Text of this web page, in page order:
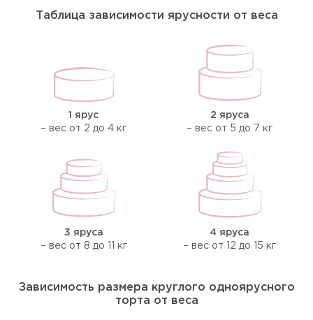
Таблица зависимости ярусности от веса
1 ярус
– вес от 2 до 4 кг
2 яруса
– вес от 5 до 7 кг
3 яруса
– вес от 8 до 11 кг
4 яруса
– вес от 12 до 15 кг
Зависимость размера круглого одноярусного
торта от веса